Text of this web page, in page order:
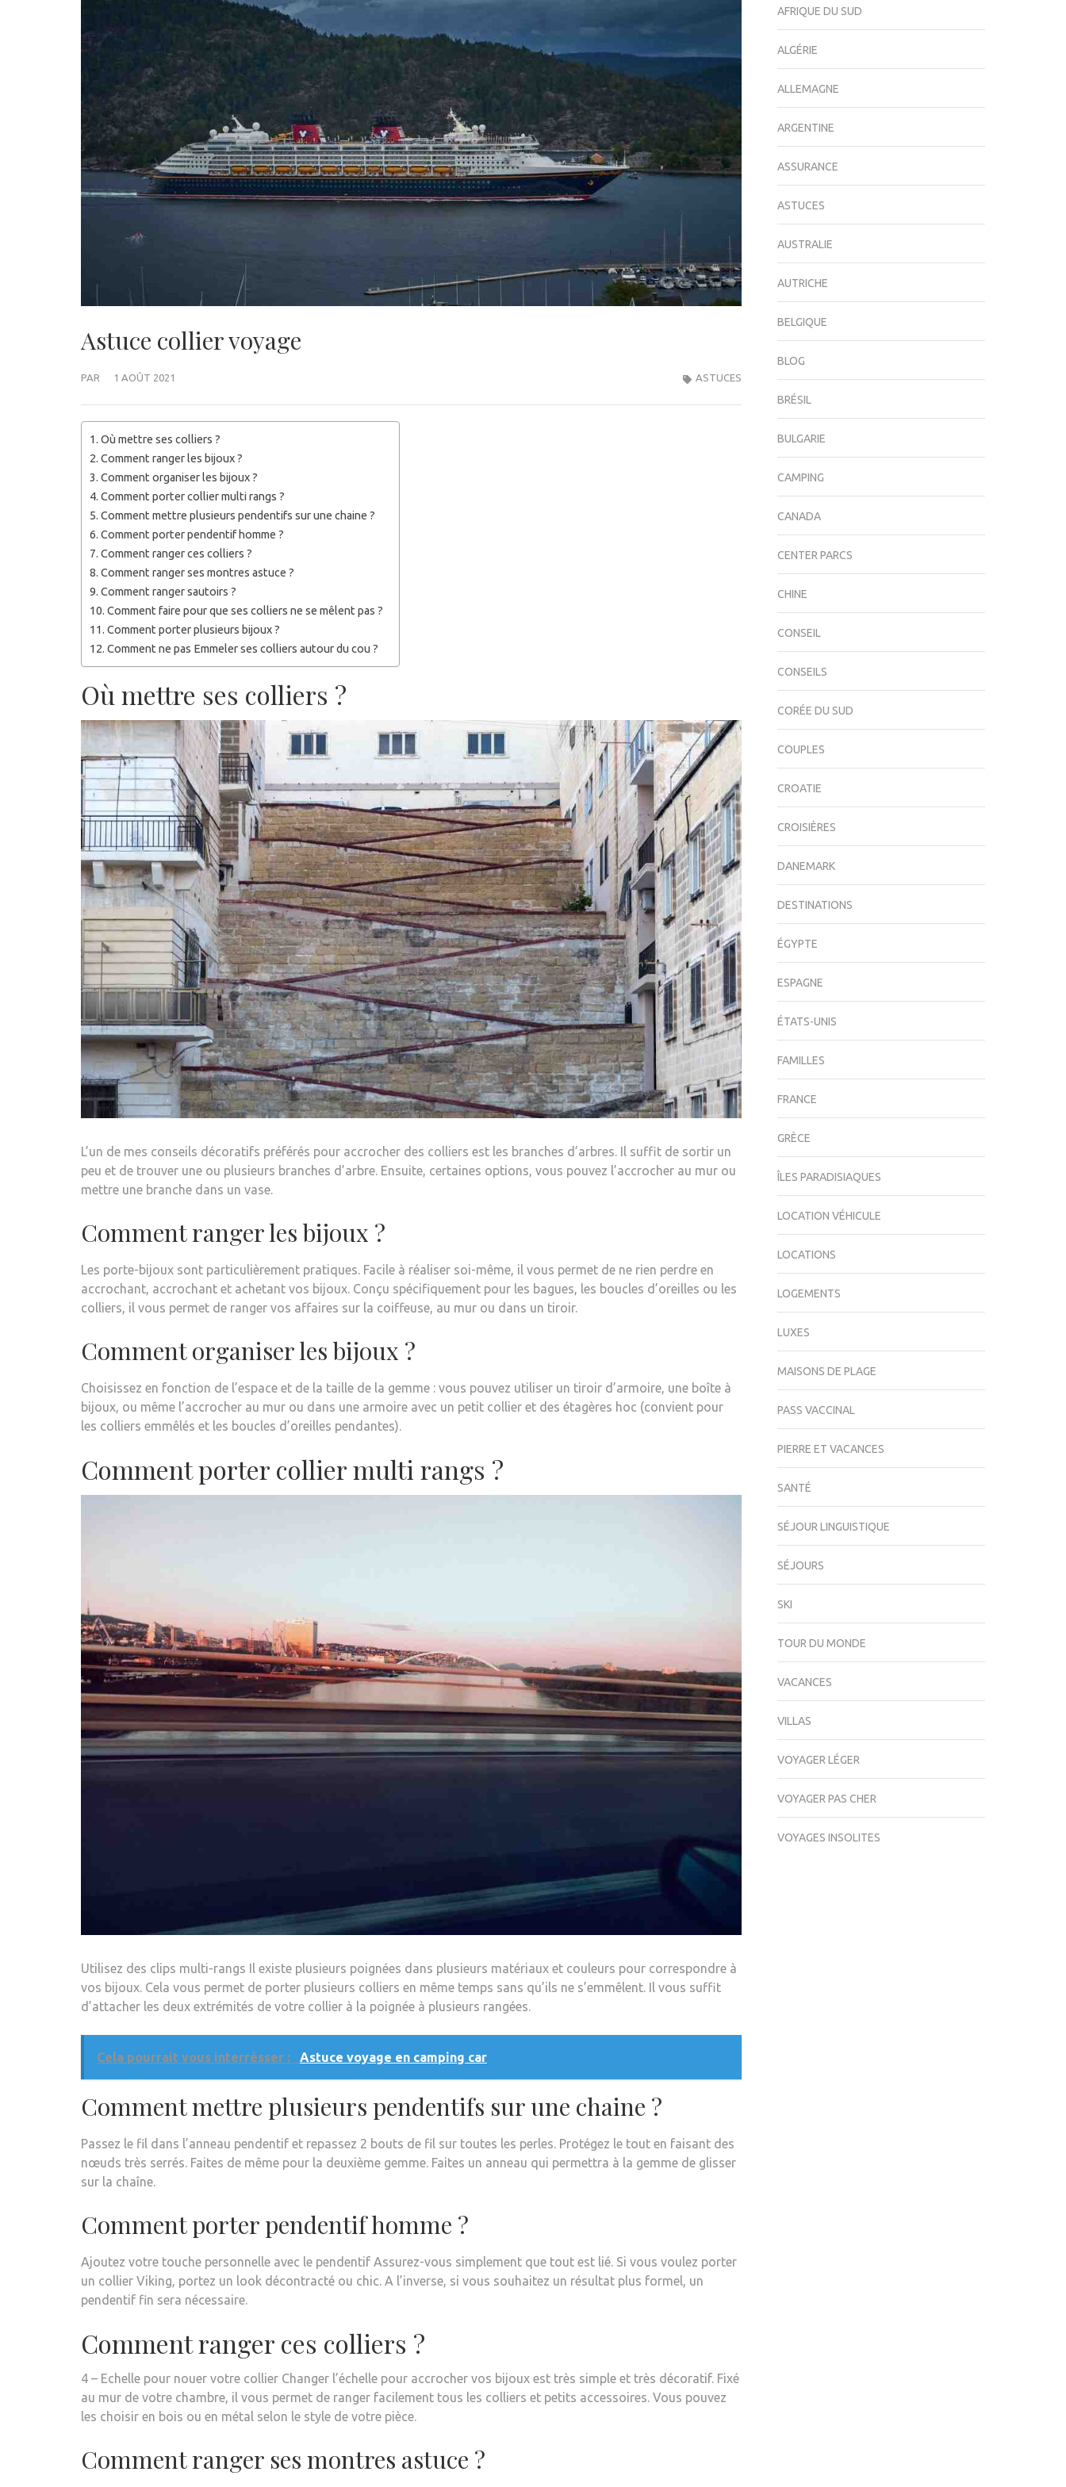
Astuce collier voyage
PAR 1 AOÛT 2021 ASTUCES
Où mettre ses colliers ?
Comment ranger les bijoux ?
Comment organiser les bijoux ?
Comment porter collier multi rangs ?
Comment mettre plusieurs pendentifs sur une chaine ?
Comment porter pendentif homme ?
Comment ranger ces colliers ?
Comment ranger ses montres astuce ?
Comment ranger sautoirs ?
Comment faire pour que ses colliers ne se mêlent pas ?
Comment porter plusieurs bijoux ?
Comment ne pas Emmeler ses colliers autour du cou ?
Où mettre ses colliers ?
L’un de mes conseils décoratifs préférés pour accrocher des colliers est les branches d’arbres. Il suffit de sortir un
peu et de trouver une ou plusieurs branches d’arbre. Ensuite, certaines options, vous pouvez l’accrocher au mur ou
mettre une branche dans un vase.
Comment ranger les bijoux ?
Les porte-bijoux sont particulièrement pratiques. Facile à réaliser soi-même, il vous permet de ne rien perdre en
accrochant, accrochant et achetant vos bijoux. Conçu spécifiquement pour les bagues, les boucles d’oreilles ou les
colliers, il vous permet de ranger vos affaires sur la coiffeuse, au mur ou dans un tiroir.
Comment organiser les bijoux ?
Choisissez en fonction de l’espace et de la taille de la gemme : vous pouvez utiliser un tiroir d’armoire, une boîte à
bijoux, ou même l’accrocher au mur ou dans une armoire avec un petit collier et des étagères hoc (convient pour
les colliers emmêlés et les boucles d’oreilles pendantes).
Comment porter collier multi rangs ?
Utilisez des clips multi-rangs Il existe plusieurs poignées dans plusieurs matériaux et couleurs pour correspondre à
vos bijoux. Cela vous permet de porter plusieurs colliers en même temps sans qu’ils ne s’emmêlent. Il vous suffit
d’attacher les deux extrémités de votre collier à la poignée à plusieurs rangées.
Cela pourrait vous interrésser : Astuce voyage en camping car
Comment mettre plusieurs pendentifs sur une chaine ?
Passez le fil dans l’anneau pendentif et repassez 2 bouts de fil sur toutes les perles. Protégez le tout en faisant des
nœuds très serrés. Faites de même pour la deuxième gemme. Faites un anneau qui permettra à la gemme de glisser
sur la chaîne.
Comment porter pendentif homme ?
Ajoutez votre touche personnelle avec le pendentif Assurez-vous simplement que tout est lié. Si vous voulez porter
un collier Viking, portez un look décontracté ou chic. A l’inverse, si vous souhaitez un résultat plus formel, un
pendentif fin sera nécessaire.
Comment ranger ces colliers ?
4 – Echelle pour nouer votre collier Changer l’échelle pour accrocher vos bijoux est très simple et très décoratif. Fixé
au mur de votre chambre, il vous permet de ranger facilement tous les colliers et petits accessoires. Vous pouvez
les choisir en bois ou en métal selon le style de votre pièce.
Comment ranger ses montres astuce ?
AFRIQUE DU SUD
ALGÉRIE
ALLEMAGNE
ARGENTINE
ASSURANCE
ASTUCES
AUSTRALIE
AUTRICHE
BELGIQUE
BLOG
BRÉSIL
BULGARIE
CAMPING
CANADA
CENTER PARCS
CHINE
CONSEIL
CONSEILS
CORÉE DU SUD
COUPLES
CROATIE
CROISIÈRES
DANEMARK
DESTINATIONS
ÉGYPTE
ESPAGNE
ÉTATS-UNIS
FAMILLES
FRANCE
GRÈCE
ÎLES PARADISIAQUES
LOCATION VÉHICULE
LOCATIONS
LOGEMENTS
LUXES
MAISONS DE PLAGE
PASS VACCINAL
PIERRE ET VACANCES
SANTÉ
SÉJOUR LINGUISTIQUE
SÉJOURS
SKI
TOUR DU MONDE
VACANCES
VILLAS
VOYAGER LÉGER
VOYAGER PAS CHER
VOYAGES INSOLITES